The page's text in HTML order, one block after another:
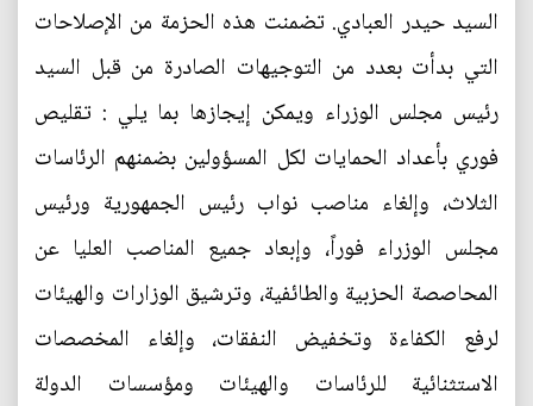
السيد حيدر العبادي. تضمنت هذه الحزمة من الإصلاحات
التي بدأت بعدد من التوجيهات الصادرة من قبل السيد
رئيس مجلس الوزراء ويمكن إيجازها بما يلي : تقليص
فوري بأعداد الحمايات لكل المسؤولين بضمنهم الرئاسات
الثلاث، وإلغاء مناصب نواب رئيس الجمهورية ورئيس
مجلس الوزراء فوراً، وإبعاد جميع المناصب العليا عن
المحاصصة الحزبية والطائفية، وترشيق الوزارات والهيئات
لرفع الكفاءة وتخفيض النفقات، وإلغاء المخصصات
الاستثنائية للرئاسات والهيئات ومؤسسات الدولة